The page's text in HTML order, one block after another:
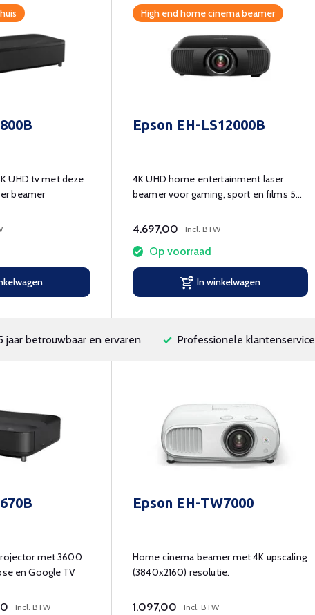
UHD tv met deze
beamer
High end home cinema beamer
Epson EH-LS12000B
4K UHD home entertainment laser
beamer voor gaming, sport en films 50
4.697,00 Incl. BTW
Op voorraad
In winkelwagen
jaar betrouwbaar en ervaren Professionele klantenservice
met 3600
en Google TV
Incl. BTW
Epson EH-TW7000
Home cinema beamer met 4K upscaling
(3840x2160) resolutie.
1.097,00 Incl. BTW